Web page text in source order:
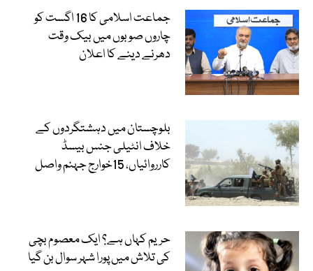
جماعت اسلامی کا 16 اگست کو
چاروں صوبوں میں بیک وقت
دھرنے دینے کا اعلان
بلوچستان میں دہشتگردوں کے
خلاف انٹیلی جنس بیسڈ
کارروائیاں، 15خوارج جہنم واصل
حریم کہاں ہے؟ ایک معصوم بچی
کی تلاش میں پورا شہر سوال بن گیا